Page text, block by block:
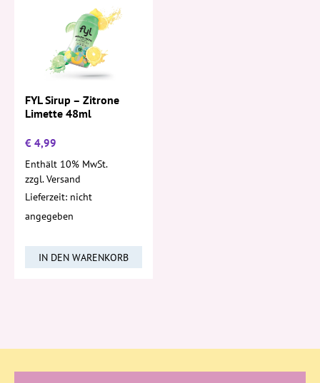
FYL Sirup – Zitrone
Limette 48ml
€ 4,99
Enthält 10% MwSt.
zzgl.Versand
Lieferzeit: nicht
angegeben
IN DEN WARENKORB